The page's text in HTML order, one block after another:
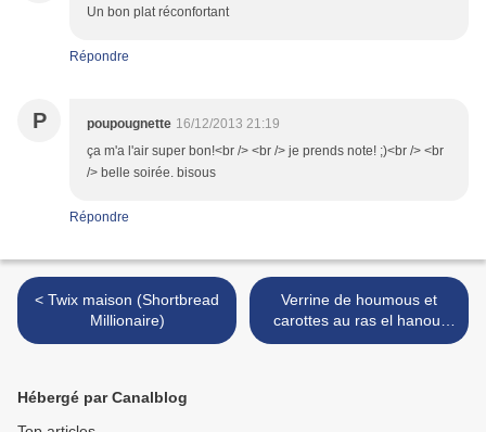
Un bon plat réconfortant
Répondre
P poupougnette 16/12/2013 21:19
ça m'a l'air super bon!<br /> <br /> je prends note! ;)<br /> <br
/> belle soirée. bisous
Répondre
< Twix maison (Shortbread
Millionaire)
Verrine de houmous et
carottes au ras el hanout
(3pp) >
Hébergé par Canalblog